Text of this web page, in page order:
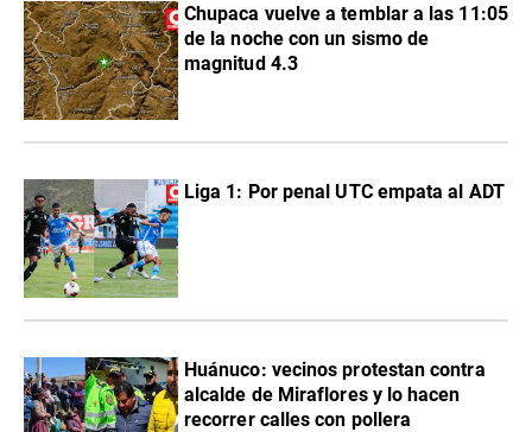
Chupaca vuelve a temblar a las 11:05
de la noche con un sismo de
magnitud 4.3
Liga 1: Por penal UTC empata al ADT
Huánuco: vecinos protestan contra
alcalde de Miraflores y lo hacen
recorrer calles con pollera